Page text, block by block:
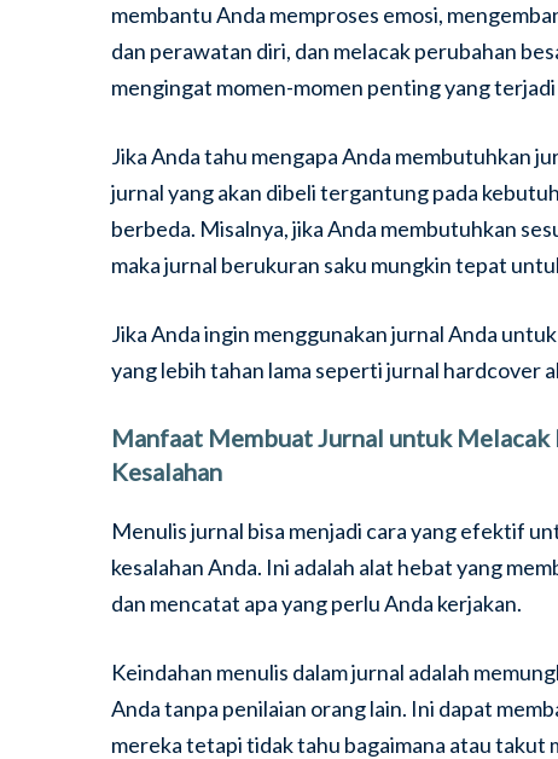
membantu Anda memproses emosi,
dan perawatan diri, dan melacak perubahan
mengingat momen-momen penting yang
Jika Anda tahu mengapa Anda membutuhkan
jurnal yang akan dibeli tergantung pada
berbeda. Misalnya, jika Anda membutuhkan
maka jurnal berukuran saku mungkin tepat
Jika Anda ingin menggunakan jurnal Anda
yang lebih tahan lama seperti jurnal hardcover
Manfaat Membuat Jurnal untuk
Kesalahan
Menulis jurnal bisa menjadi cara yang efektif
kesalahan Anda. Ini adalah alat hebat yang
dan mencatat apa yang perlu Anda kerjakan.
Keindahan menulis dalam jurnal adalah
Anda tanpa penilaian orang lain. Ini dapat
mereka tetapi tidak tahu bagaimana atau